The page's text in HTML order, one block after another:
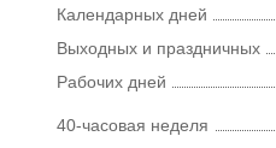
Календарных дней
Выходных и праздничных
Рабочих дней
40-часовая неделя